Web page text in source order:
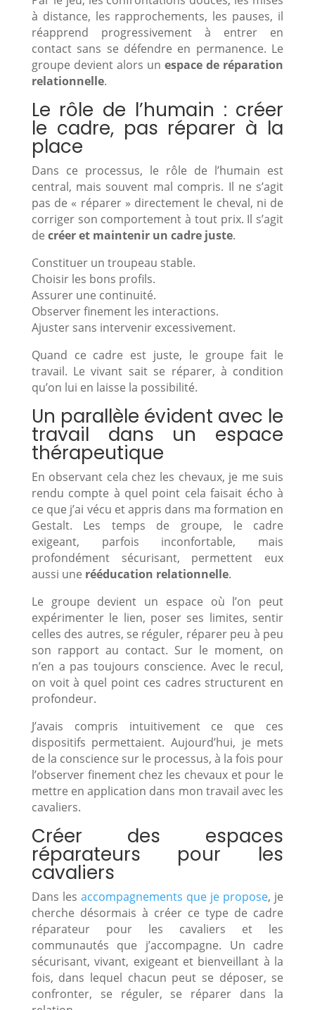
à distance, les rapprochements, les pauses, il
réapprend progressivement à entrer en
contact sans se défendre en permanence. Le
groupe devient alors unespace de réparation
relationnelle.
Le rôle de l’humain : créer
le cadre, pas réparer à la
place
Dans ce processus, le rôle de l’humain est
central, mais souvent mal compris. Il ne s’agit
pas de « réparer » directement le cheval, ni de
corriger son comportement à tout prix. Il s’agit
de créer et maintenir un cadre juste.
Constituer un troupeau stable.
Choisir les bons profils.
Assurer une continuité.
Observer finement les interactions.
Ajuster sans intervenir excessivement.
Quand ce cadre est juste, le groupe fait le
travail. Le vivant sait se réparer, à condition
qu’on lui en laisse la possibilité.
Un parallèle évident avec le
travail dans un espace
thérapeutique
En observant cela chez les chevaux, je me suis
rendu compte à quel point cela faisait écho à
ce que j’ai vécu et appris dans ma formation en
Gestalt. Les temps de groupe, le cadre
exigeant, parfois inconfortable, mais
profondément sécurisant, permettent eux
aussi une rééducation relationnelle.
Le groupe devient un espace où l’on peut
expérimenter le lien, poser ses limites, sentir
celles des autres, se réguler, réparer peu à peu
son rapport au contact. Sur le moment, on
n’en a pas toujours conscience. Avec le recul,
on voit à quel point ces cadres structurent en
profondeur.
J’avais compris intuitivement ce que ces
dispositifs permettaient. Aujourd’hui, je mets
de la conscience sur le processus, à la fois pour
l’observer finement chez les chevaux et pour le
mettre en application dans mon travail avec les
cavaliers.
Créer des espaces
réparateurs pour les
cavaliers
Dans les accompagnements que je propose, je
cherche désormais à créer ce type de cadre
réparateur pour les cavaliers et les
communautés que j’accompagne. Un cadre
sécurisant, vivant, exigeant et bienveillant à la
fois, dans lequel chacun peut se déposer, se
confronter, se réguler, se réparer dans la